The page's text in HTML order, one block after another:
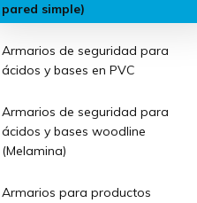
pared simple)
Armarios de seguridad para
ácidos y bases en PVC
Armarios de seguridad para
ácidos y bases woodline
(Melamina)
Armarios para productos